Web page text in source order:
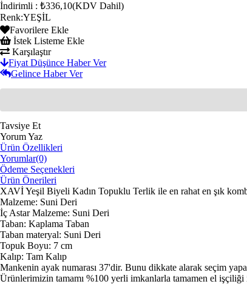
İndirimli : ₺336,10(KDV Dahil)
Renk:YEŞİL
Favorilere Ekle
İstek Listeme Ekle
Karşılaştır
Fiyat Düşünce Haber Ver
Gelince Haber Ver
Tavsiye Et
Yorum Yaz
Ürün Özellikleri
Yorumlar(0)
Ödeme Seçenekleri
Ürün Önerileri
XAVİ Yeşil Biyeli Kadın Topuklu Terlik ile en rahat en şık
Malzeme: Suni Deri
İç Astar Malzeme: Suni Deri
Taban: Kaplama Taban
Taban materyal: Suni Deri
Topuk Boyu: 7 cm
Kalıp: Tam Kalıp
Mankenin ayak numarası 37'dir. Bunu dikkate alarak seçim
Ürünlerimizin tamamı %100 yerli imkanlarla tamamen el işçiliği